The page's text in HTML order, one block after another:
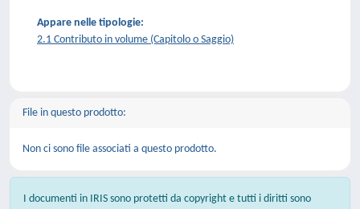
Appare nelle tipologie:
2.1 Contributo in volume (Capitolo o Saggio)
File in questo prodotto:
Non ci sono file associati a questo prodotto.
I documenti in IRIS sono protetti da copyright e tutti i diritti sono